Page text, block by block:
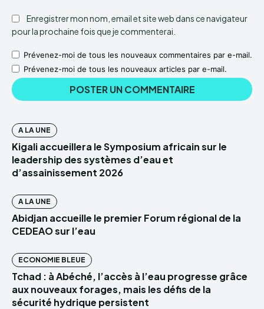
Enregistrer mon nom, email et site web dans ce navigateur
pour la prochaine fois que je commenterai.
Prévenez-moi de tous les nouveaux commentaires par e-mail.
Prévenez-moi de tous les nouveaux articles par e-mail.
A LA UNE
Kigali accueillera le Symposium africain sur le
leadership des systèmes d’eau et
d’assainissement 2026
A LA UNE
Abidjan accueille le premier Forum régional de la
CEDEAO sur l’eau
ECONOMIE BLEUE
Tchad : à Abéché, l’accès à l’eau progresse grâce
aux nouveaux forages, mais les défis de la
sécurité hydrique persistent